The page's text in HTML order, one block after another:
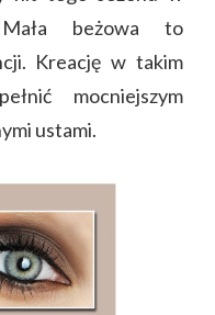
Mała beżowa to
Kreację w takim
mocniejszym
ustami.